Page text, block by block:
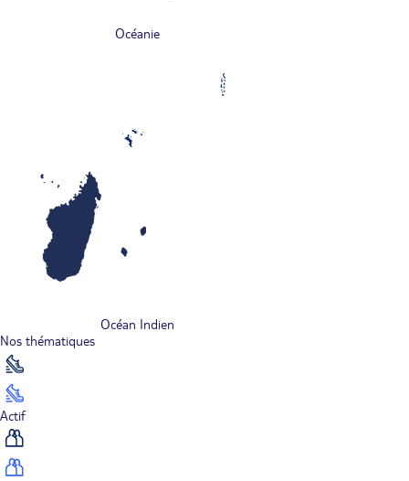
Océanie
Océan Indien
Nos thématiques
Actif